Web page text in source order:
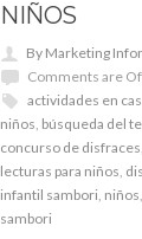
NIÑOS
By Marketing
Comments are
actividades en
niños, búsqueda del
concurso de disfraces,
lecturas para niños,
infantil sambori, niños,
sambori